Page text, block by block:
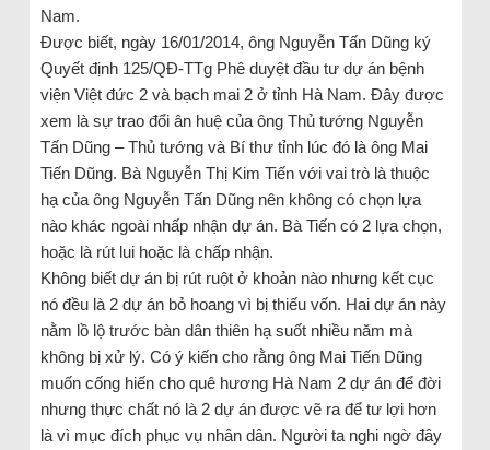
Nam.
Được biết, ngày 16/01/2014, ông Nguyễn Tấn Dũng ký
Quyết định 125/QĐ-TTg Phê duyệt đầu tư dự án bệnh
viện Việt đức 2 và bạch mai 2 ở tỉnh Hà Nam. Đây được
xem là sự trao đổi ân huệ của ông Thủ tướng Nguyễn
Tấn Dũng – Thủ tướng và Bí thư tỉnh lúc đó là ông Mai
Tiến Dũng. Bà Nguyễn Thị Kim Tiến với vai trò là thuộc
hạ của ông Nguyễn Tấn Dũng nên không có chọn lựa
nào khác ngoài nhấp nhận dự án. Bà Tiến có 2 lựa chọn,
hoặc là rút lui hoặc là chấp nhận.
Không biết dự án bị rút ruột ở khoản nào nhưng kết cục
nó đều là 2 dự án bỏ hoang vì bị thiếu vốn. Hai dự án này
nằm lồ lộ trước bàn dân thiên hạ suốt nhiều năm mà
không bị xử lý. Có ý kiến cho rằng ông Mai Tiến Dũng
muốn cống hiến cho quê hương Hà Nam 2 dự án để đời
nhưng thực chất nó là 2 dự án được vẽ ra để tư lợi hơn
là vì mục đích phục vụ nhân dân. Người ta nghi ngờ đây